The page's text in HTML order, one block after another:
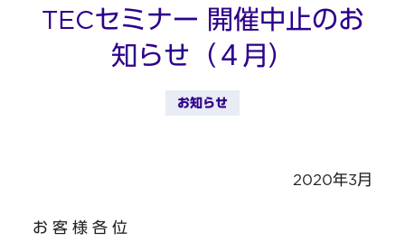
TECセミナー 開催中止のお
知らせ（４月）
お知らせ
2020年3月
お 客 様 各 位